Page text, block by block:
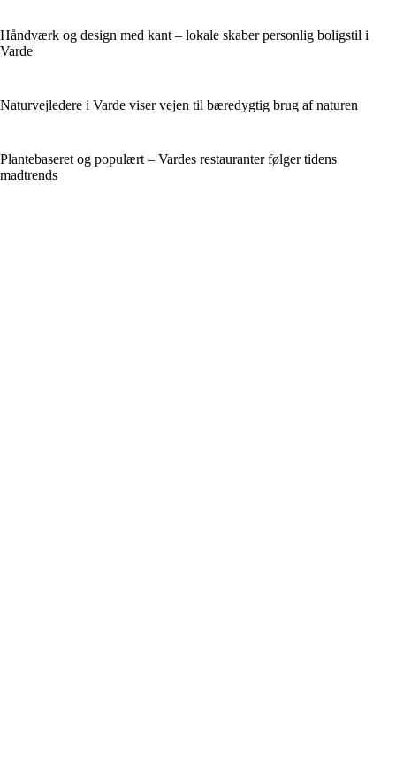
Håndværk og design med kant – lokale skaber personlig boligstil i
Varde
Naturvejledere i Varde viser vejen til bæredygtig brug af naturen
Plantebaseret og populært – Vardes restauranter følger tidens
madtrends